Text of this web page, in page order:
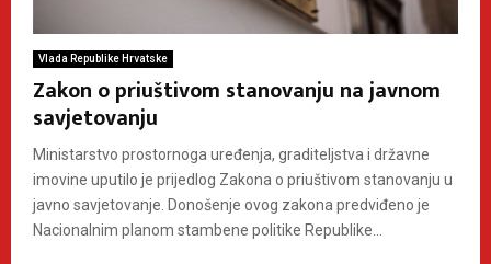
Vlada Republike Hrvatske
Zakon o priuštivom stanovanju na javnom
savjetovanju
Ministarstvo prostornoga uređenja, graditeljstva i državne
imovine uputilo je prijedlog Zakona o priuštivom stanovanju u
javno savjetovanje. Donošenje ovog zakona predviđeno je
Nacionalnim planom stambene politike Republike...